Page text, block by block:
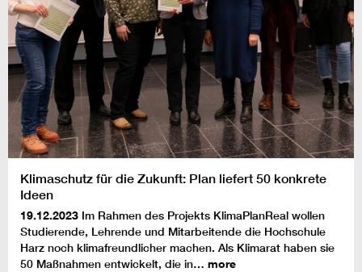
Klimaschutz für die Zukunft: Plan liefert 50 konkrete
Ideen
19.12.2023 Im Rahmen des Projekts KlimaPlanReal wollen
Studierende, Lehrende und Mitarbeitende die Hochschule
Harz noch klimafreundlicher machen. Als Klimarat haben sie
50 Maßnahmen entwickelt, die in… more